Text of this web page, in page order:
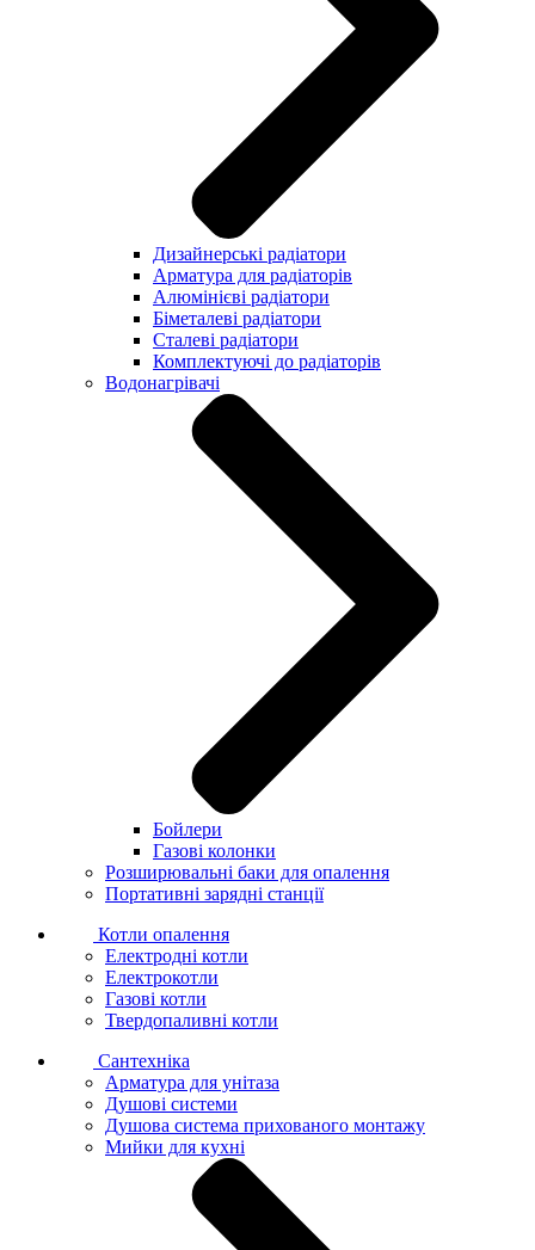
Дизайнерські радіатори
Арматура для радіаторів
Алюмінієві радіатори
Біметалеві радіатори
Сталеві радіатори
Комплектуючі до радіаторів
Водонагрівачі
Бойлери
Газові колонки
Розширювальні баки для опалення
Портативні зарядні станції
Котли опалення
Електродні котли
Електрокотли
Газові котли
Твердопаливні котли
Сантехніка
Арматура для унітаза
Душові системи
Душова система прихованого монтажу
Мийки для кухні